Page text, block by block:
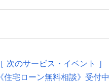
［ 次のサービス・イベント ］
《住宅ローン無料相談》受付中